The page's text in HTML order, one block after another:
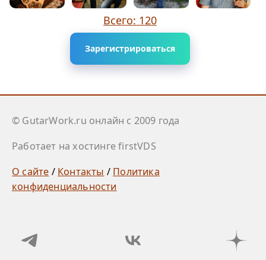
Всего: 120
Зарегистрироваться
© GutarWork.ru онлайн c 2009 года
Работает на хостинге firstVDS
О сайте / Контакты / Политика
конфиденциальности